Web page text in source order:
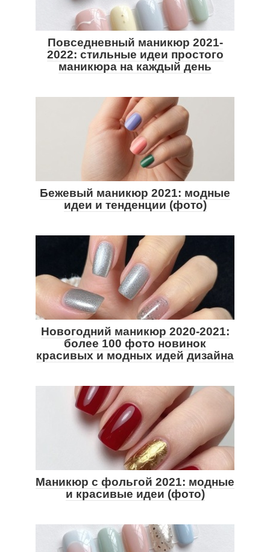
Повседневный маникюр 2021-
2022: стильные идеи простого
маникюра на каждый день
Бежевый маникюр 2021: модные
идеи и тенденции (фото)
Новогодний маникюр 2020-2021:
более 100 фото новинок
красивых и модных идей дизайна
Маникюр с фольгой 2021: модные
и красивые идеи (фото)